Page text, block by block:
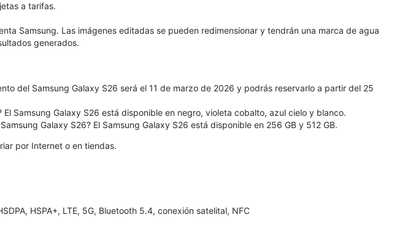
a tarifas.
Samsung. Las imágenes editadas se pueden redimensionar y tendrán una marca de agua
generados.
del Samsung Galaxy S26 será el 11 de marzo de 2026 y podrás reservarlo a partir del 25
Samsung Galaxy S26 está disponible en negro, violeta cobalto, azul cielo y blanco.
Galaxy S26? El Samsung Galaxy S26 está disponible en 256 GB y 512 GB.
por Internet o en tiendas.
HSPA+, LTE, 5G, Bluetooth 5.4, conexión satelital, NFC